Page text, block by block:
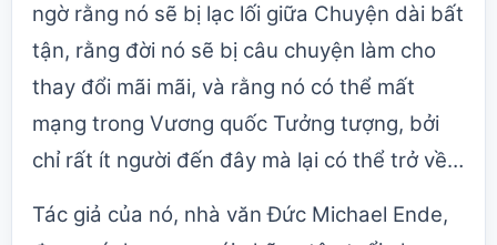
ngờ rằng nó sẽ bị lạc lối giữa Chuyện dài bất
tận, rằng đời nó sẽ bị câu chuyện làm cho
thay đổi mãi mãi, và rằng nó có thể mất
mạng trong Vương quốc Tưởng tượng, bởi
chỉ rất ít người đến đây mà lại có thể trở về…
Tác giả của nó, nhà văn Đức Michael Ende,